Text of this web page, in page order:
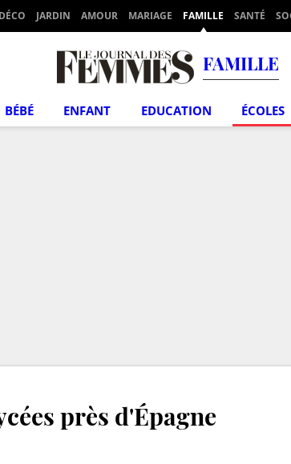
DÉCO JARDIN AMOUR MARIAGE FAMILLE SANTÉ
FAMILLE
BÉBÉ ENFANT EDUCATION ÉCOLES
près d'Épagne